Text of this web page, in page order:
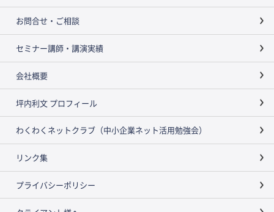
お問合せ・ご相談
セミナー講師・講演実績
会社概要
坪内利文 プロフィール
わくわくネットクラブ（中小企業ネット活用勉強会）
リンク集
プライバシーポリシー